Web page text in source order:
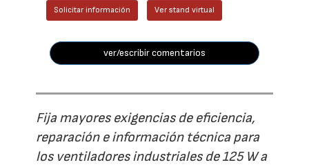
Solicitar información Ver stand virtual
ver/escribir comentarios
Fija mayores exigencias de eficiencia,
reparación e información técnica para
los ventiladores industriales de 125 W a